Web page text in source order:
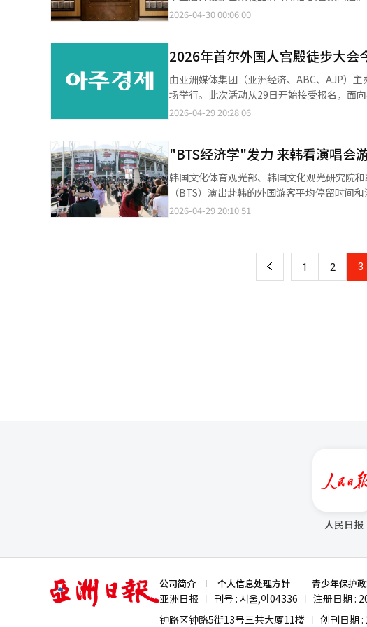
11.1%、10.7%和4.1%，共同支撑整体线上市场扩张。 从销售结构来看，3月线上渠道占比达
地位；百货店、便利店、大型超市和SSM占比分别为15.4%、
应有望持续释放，但不同业态间的增长差异
化门、仁寺洞、清溪川等主要景点，预计平
特色和趋势的新菜单。特别是特色烤肉区
受。主要菜品包括拉猪肉玉米饼、烟熏德
供。此外，还将运营包含最新趋势的“快闪
厨师合作的“见名厨”、与Ourhome便餐
面，成人平日午餐23900韩元，晚餐29900韩
2026-04-30 00:06:00
2026年首尔外国人宫殿徒步大会
由亚洲媒体集团（亚洲经济、ABC、AJP）
场举行。此次活动从29日开始接受报名，面
和传统文化场所，体验韩国的美丽与魅力。
◇ 日期：2026年5月31日（周日）上午8时
（光化门广场→景福宫→昌德宫→昌庆宫→曹
恤、帽子、小吃◇ 对象：外国人、留学生、
式：亚洲经济网站专用报名页面◇ 报名链
kkhj7782@ajunews.com※ 本报道经人工智
2026-04-29 20:28:06
"BTS经济学"发力 来韩看演唱会
韩国文化体育观光部、韩国文化观光研究院
（BTS）演出赴韩的外国游客平均停留时间和消
象包括上月21日举行的BTS光化门回归演出
时间多出2.6天，人均消费高出108万韩元。 此外，前往高阳观看世界巡演的外国游客平均在韩停留7.4天，人均支出
291万韩元，同样高于普通游客水平。 文体部分析称，不少粉丝在观看高阳演唱会后，前往首尔龙山、明洞、东大门
设计广场、国立现代美术馆等地参加“BTS
2026-04-29 20:10:51
上 1 2 3
人民日报
亚
洲
日
公司简介 个人信息处理方针 青少年保护
亚洲日报 刊号 : 서울,아04336 注册日期 :
钟路区钟路5街13号三共大厦11楼
创刊日期